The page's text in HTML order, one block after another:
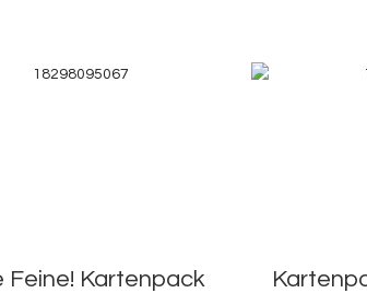
Feine! Kartenpack